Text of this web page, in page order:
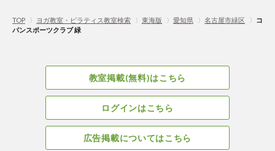
TOP 〉 ヨガ教室・ピラティス教室検索 〉 東海版 〉 愛知県 〉 名古屋市緑区 〉 コ
パンスポーツクラブ 緑
教室掲載(無料)はこちら
ログインはこちら
広告掲載についてはこちら